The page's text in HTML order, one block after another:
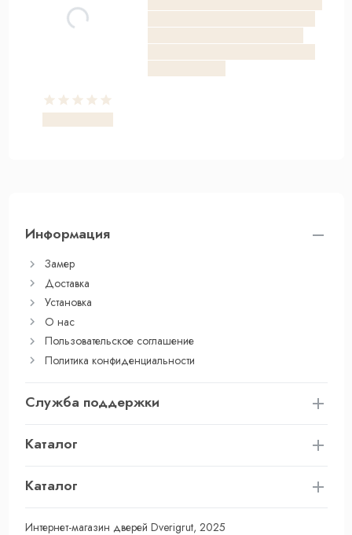
Информация
Замер
Доставка
Установка
О нас
Пользовательское соглашение
Политика конфиденциальности
Служба поддержки
Каталог
Каталог
Интернет-магазин дверей Dverigrut, 2025